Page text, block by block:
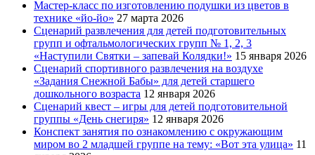
Мастер-класс по изготовлению подушки из цветов в
технике «йо-йо» 27 марта 2026
Сценарий развлечения для детей подготовительных
групп и офтальмологических групп № 1, 2, 3
«Наступили Святки – запевай Колядки!» 15 января 2026
Сценарий спортивного развлечения на воздухе
«Задания Снежной Бабы» для детей старшего
дошкольного возраста 12 января 2026
Сценарий квест – игры для детей подготовительной
группы «День снегиря» 12 января 2026
Конспект занятия по ознакомлению с окружающим
миром во 2 младшей группе на тему: «Вот эта улица» 11